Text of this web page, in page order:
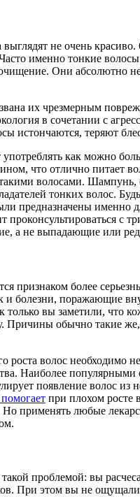
не очень
именно тонкие
Они абсолютно
их чрезмерным
в сочетании с
истончаются, теряют
употреблять как можно
что отлично питает
волосами. Шампунь,
тонких волос.
предназначены именно
проконсультироваться с
а не выпадающие или
признаком более
и болезни, поражающие
только вы заметили, что
Причины обычно такие
роста волос необходимо
Наиболее популярными
появление волос из
при плохом росте
Но применять любые
проблемой: вы
При этом вы не